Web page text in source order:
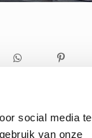
social media te
van onze